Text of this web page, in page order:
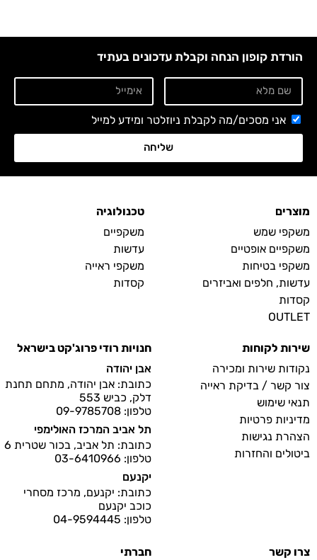
הורדת קופון הנחה וקבלת עדכונים בעתיד
אני מסכים/מה לקבלת ניוזלטר ומידע למייל
שליחה
מוצרים
משקפי שמש
משקפיים אופטיים
משקפי בטיחות
עדשות, חלפים ואביזרים
קסדות
OUTLET
טכנולוגיה
משקפיים
עדשות
משקפי ראייה
קסדות
שירות לקוחות
נקודות שירות ומכירה
צור קשר / בדיקת ראייה
תנאי שימוש
מדיניות פרטיות
הצהרת נגישות
ביטולים והחזרות
חנויות רודי פרוג'קט בישראל
אבן יהודה
כתובת: אבן יהודה, מתחם תחנת
דלק, כביש 553
טלפון: 09-9785708
תל אביב המרכז האולימפי
כתובת: תל אביב, בכור שטרית 6
טלפון: 03-6410966
יקנעם
כתובת: יקנעם, מרכז מסחרי
כוכב יקנעם
טלפון: 04-9594445
צרו קשר חברתי